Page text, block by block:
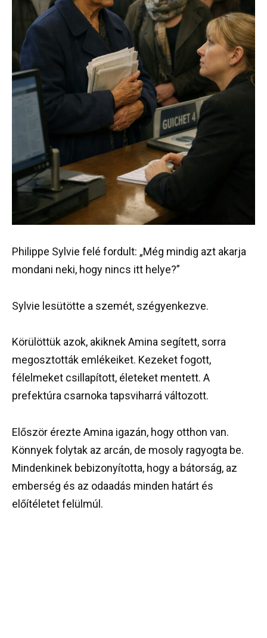
Philippe Sylvie felé fordult: „Még mindig azt akarja
mondani neki, hogy nincs itt helye?”
Sylvie lesütötte a szemét, szégyenkezve.
Körülöttük azok, akiknek Amina segített, sorra
megosztották emlékeiket. Kezeket fogott,
félelmeket csillapított, életeket mentett. A
prefektúra csarnoka tapsviharrá változott.
Először érezte Amina igazán, hogy otthon van.
Könnyek folytak az arcán, de mosoly ragyogta be.
Mindenkinek bebizonyította, hogy a bátorság, az
emberség és az odaadás minden határt és
előítéletet felülmúl.